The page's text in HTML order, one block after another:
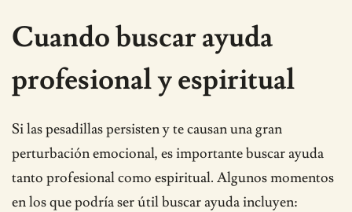
Cuando buscar ayuda
profesional y espiritual
Si las pesadillas persisten y te causan una gran
perturbación emocional, es importante buscar ayuda
tanto profesional como espiritual. Algunos momentos
en los que podría ser útil buscar ayuda incluyen: